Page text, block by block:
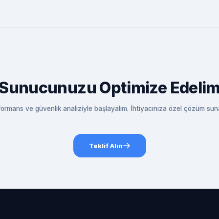
Optimize Edelim
ve güvenlik analiziyle başlayalım. İhtiyacınıza özel çözüm
Teklif Alın